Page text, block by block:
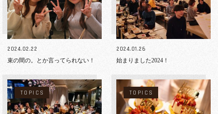
2024.02.22
束の間の。とか言ってられない！
2024.01.26
始まりました2024！
TOPICS TOPICS